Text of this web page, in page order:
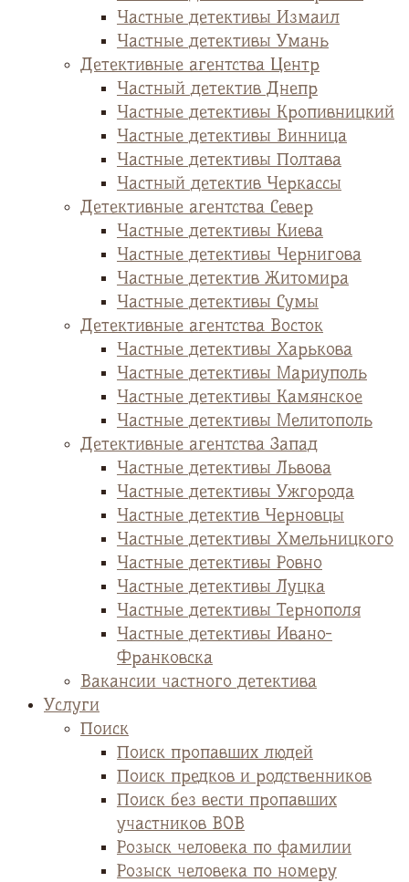
Частные детективы Измаил
Частные детективы Умань
Детективные агентства Центр
Частный детектив Днепр
Частные детективы Кропивницкий
Частные детективы Винница
Частные детективы Полтава
Частный детектив Черкассы
Детективные агентства Север
Частные детективы Киева
Частные детективы Чернигова
Частные детектив Житомира
Частные детективы Сумы
Детективные агентства Восток
Частные детективы Харькова
Частные детективы Мариуполь
Частные детективы Камянское
Частные детективы Мелитополь
Детективные агентства Запад
Частные детективы Львова
Частные детективы Ужгорода
Частные детектив Черновцы
Частные детективы Хмельницкого
Частные детективы Ровно
Частные детективы Луцка
Частные детективы Тернополя
Частные детективы Ивано-
Франковска
Вакансии частного детектива
Услуги
Поиск
Поиск пропавших людей
Поиск предков и родственников
Поиск без вести пропавших
участников ВОВ
Розыск человека по фамилии
Розыск человека по номеру